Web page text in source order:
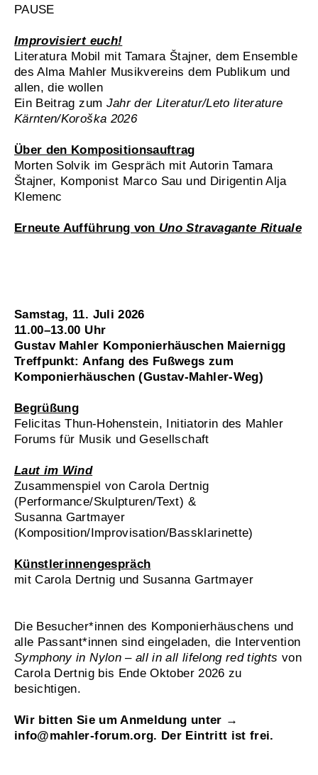
PAUSE
Improvisiert euch!
Literatura Mobil mit Tamara Štajner, dem Ensemble
des Alma Mahler Musikvereins dem Publikum und
allen, die wollen
Ein Beitrag zum Jahr der Literatur/Leto literature
Kärnten/Koroška 2026
Über den Kompositionsauftrag
Morten Solvik im Gespräch mit Autorin Tamara
Štajner, Komponist Marco Sau und Dirigentin Alja
Klemenc
Erneute Aufführung von Uno Stravagante Rituale
Samstag, 11. Juli 2026
11.00–13.00 Uhr
Gustav Mahler Komponierhäuschen Maiernigg
Treffpunkt: Anfang des Fußwegs zum
Komponierhäuschen (Gustav-Mahler-Weg)
Begrüßung
Felicitas Thun-Hohenstein, Initiatorin des Mahler
Forums für Musik und Gesellschaft
Laut im Wind
Zusammenspiel von Carola Dertnig
(Performance/Skulpturen/Text) &
Susanna Gartmayer
(Komposition/Improvisation/Bassklarinette)
Künstlerinnengespräch
mit Carola Dertnig und Susanna Gartmayer
Die Besucher*innen des Komponierhäuschens und
alle Passant*innen sind eingeladen, die Intervention
Symphony in Nylon – all in all lifelong red tights von
Carola Dertnig bis Ende Oktober 2026 zu
besichtigen.
Wir bitten Sie um Anmeldung unter →
info@mahler-forum.org. Der Eintritt ist frei.